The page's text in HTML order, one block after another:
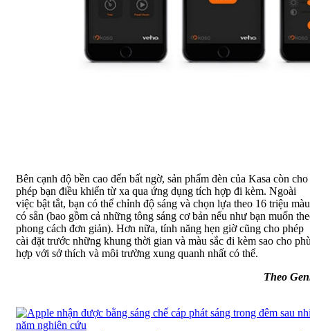
Bên cạnh độ bền cao đến bất ngờ, sản phẩm đèn của Kasa còn cho
phép bạn điều khiển từ xa qua ứng dụng tích hợp đi kèm. Ngoài
việc bật tắt, bạn có thể chỉnh độ sáng và chọn lựa theo 16 triệu màu
có sẵn (bao gồm cả những tông sáng cơ bản nếu như bạn muốn
phong cách đơn giản). Hơn nữa, tính năng hẹn giờ cũng cho phép
cài đặt trước những khung thời gian và màu sắc đi kèm sao cho
hợp với sở thích và môi trường xung quanh nhất có thể.
Theo